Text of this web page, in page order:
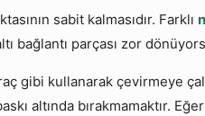
sabit kalmasıdır. Farklı
parçası zor
gibi kullanarak çevirmeye
altında bırakmamaktır.